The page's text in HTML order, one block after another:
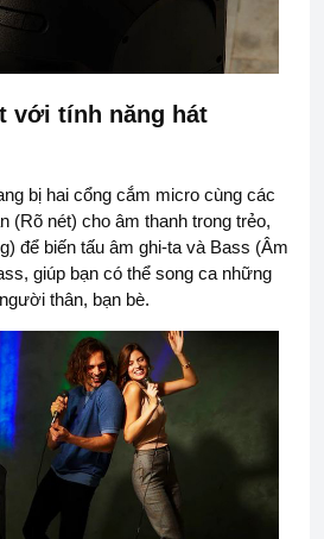
với tính năng hát
bị hai cổng cắm micro cùng các
(Rõ nét) cho âm thanh trong trẻo,
để biến tấu âm ghi-ta và Bass (Âm
giúp bạn có thể song ca những
thân, bạn bè.